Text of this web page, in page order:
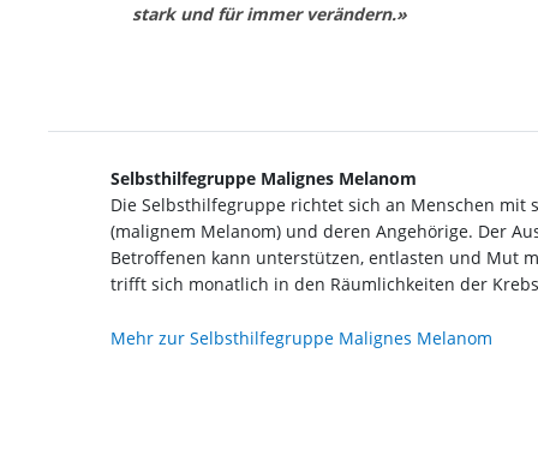
stark und für immer verändern.»
Selbsthilfegruppe Malignes Melanom
Die Selbsthilfegruppe richtet sich an Menschen mit
(malignem Melanom) und deren Angehörige. Der
Betroffenen kann unterstützen, entlasten und Mut
trifft sich monatlich in den Räumlichkeiten der
Mehr zur Selbsthilfegruppe Malignes Melanom